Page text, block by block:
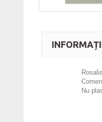
Nu